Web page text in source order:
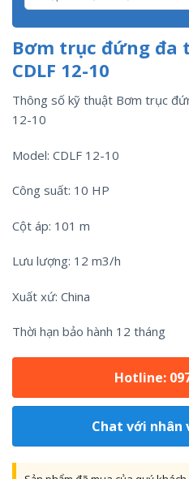
Bơm trục đứng đa
CDLF 12-10
Thông số kỹ thuật Bơm trục
12-10
Model: CDLF 12-10
Công suất: 10 HP
Cột áp: 101 m
Lưu lượng: 12 m3/h
Xuất xứ: China
Thời hạn bảo hành 12 tháng
Hotline:
Chat với nhân